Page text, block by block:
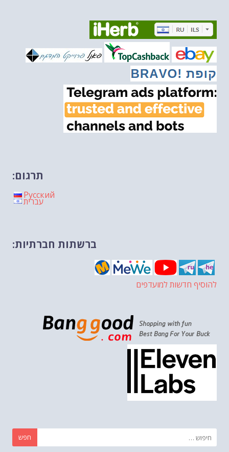
מיכאל בן ארי על דילמת המנהיגות....
מיכאל בן ארי על פרשת הת...
מיכאל בן ארי על פרשת הת...
מיכאל בן ארי על פרשת הת...-- 13/02/2026
מיכאל בן ארי על פרשת השבוע ת...-- 06/02/2026
חלקם של היהודים הולך ופוחת....
מיכאל בן ארי על פרשת השבוע ת...
תרגום:
Русский
עברית
ברשתות חברתיות:
להוסיף חדשות למועדפים
חפש: